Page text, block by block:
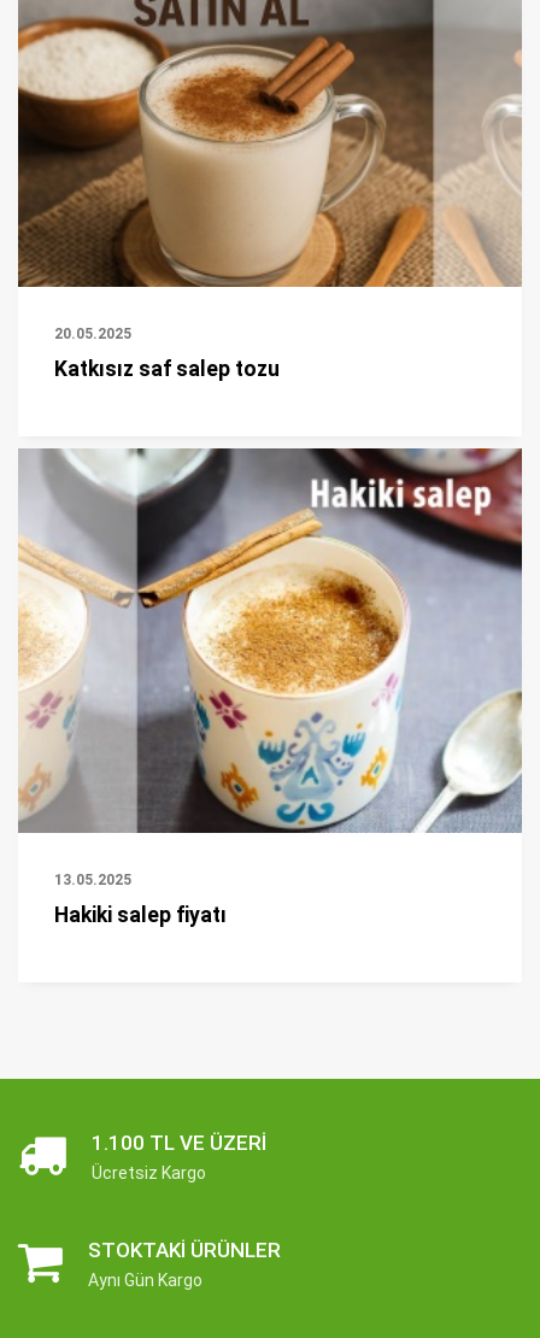
20.05.2025
Katkısız saf salep tozu
13.05.2025
Hakiki salep fiyatı
1.100 TL VE ÜZERI
Ücretsiz Kargo
STOKTAKI ÜRÜNLER
Aynı Gün Kargo